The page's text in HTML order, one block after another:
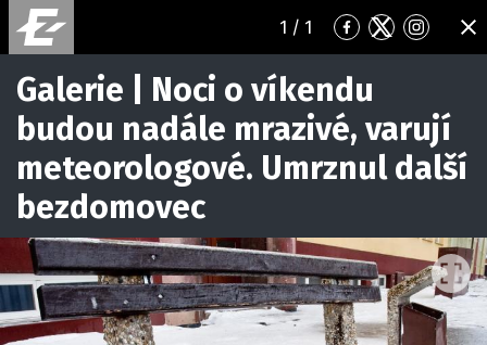
1 / 1
Přejít
na
Facebook
Přejít
na
Přejít
na
Galerie | Noci o víkendu
budou nadále mrazivé, varují
meteorologové. Umrznul další
bezdomovec